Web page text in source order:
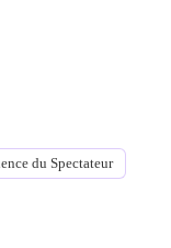
du Spectateur